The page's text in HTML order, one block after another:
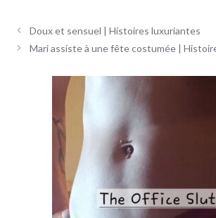
Navigation
des
Doux et sensuel | Histoires luxuriantes
Mari assiste à une fête costumée |